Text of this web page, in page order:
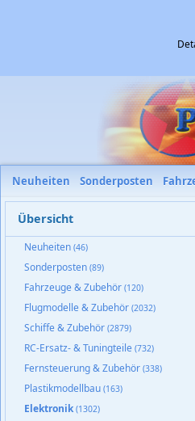
Neuheiten Sonderposten
Übersicht
Neuheiten (46)
Sonderposten (89)
Fahrzeuge & Zubehör (120)
Flugmodelle & Zubehör (2032)
Schiffe & Zubehör (2879)
RC-Ersatz- & Tuningteile (732)
Fernsteuerung & Zubehör (338)
Plastikmodellbau (163)
Elektronik (1302)